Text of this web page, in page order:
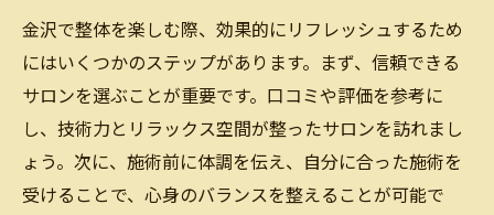
金沢で整体を楽しむ際、効果的にリフレッシュするため
にはいくつかのステップがあります。まず、信頼できる
サロンを選ぶことが重要です。口コミや評価を参考に
し、技術力とリラックス空間が整ったサロンを訪れまし
ょう。次に、施術前に体調を伝え、自分に合った施術を
受けることで、心身のバランスを整えることが可能で